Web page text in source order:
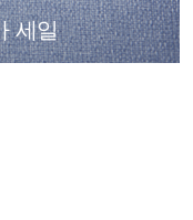
세일